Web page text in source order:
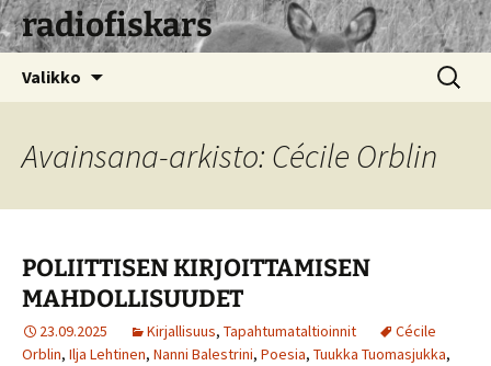
radiofiskars
Valikko Haku:
Avainsana-arkisto: Cécile Orblin
POLIITTISEN KIRJOITTAMISEN
MAHDOLLISUUDET
23.09.2025 Kirjallisuus, Tapahtumataltioinnit
Cécile
Orblin, Ilja Lehtinen, Nanni Balestrini, Poesia, Tuukka Tuomasjukka,